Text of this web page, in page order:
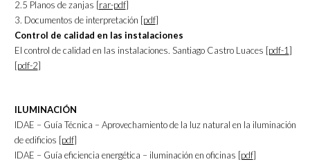
2.5 Planos de zanjas [rar-pdf]
3. Documentos de interpretación [pdf]
Control de calidad en las instalaciones
El control de calidad en las instalaciones. Santiago Castro Luaces [pdf-1]
[pdf-2]
ILUMINACIÓN
IDAE – Guía Técnica – Aprovechamiento de la luz natural en la iluminación
de edificios [pdf]
IDAE – Guía eficiencia energética – iluminación en oficinas [pdf]